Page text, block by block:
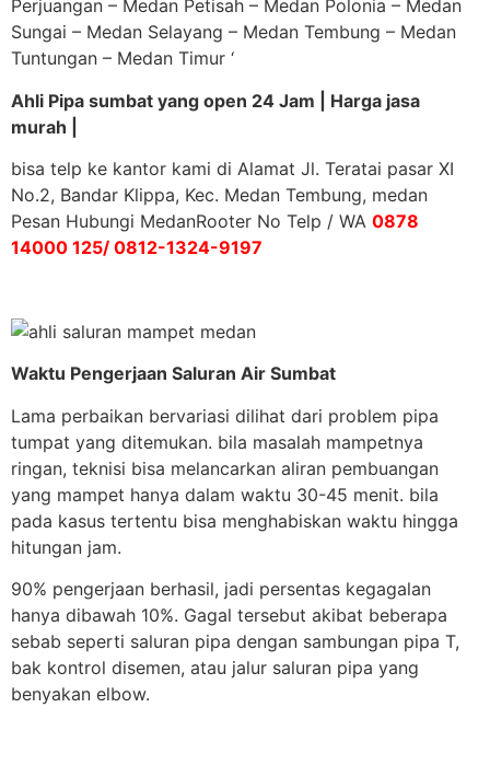
Perjuangan – Medan Petisah – Medan Polonia – Medan
Sungai – Medan Selayang – Medan Tembung – Medan
Tuntungan – Medan Timur ‘
Ahli Pipa sumbat yang open 24 Jam | Harga jasa
murah |
bisa telp ke kantor kami di Alamat Jl. Teratai pasar XI
No.2, Bandar Klippa, Kec. Medan Tembung, medan
Pesan Hubungi MedanRooter No Telp / WA 0878
14000 125/ 0812-1324-9197
Waktu Pengerjaan Saluran Air Sumbat
Lama perbaikan bervariasi dilihat dari problem pipa
tumpat yang ditemukan. bila masalah mampetnya
ringan, teknisi bisa melancarkan aliran pembuangan
yang mampet hanya dalam waktu 30-45 menit. bila
pada kasus tertentu bisa menghabiskan waktu hingga
hitungan jam.
90% pengerjaan berhasil, jadi persentas kegagalan
hanya dibawah 10%. Gagal tersebut akibat beberapa
sebab seperti saluran pipa dengan sambungan pipa T,
bak kontrol disemen, atau jalur saluran pipa yang
benyakan elbow.